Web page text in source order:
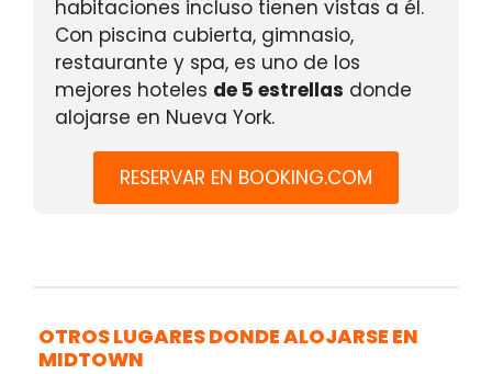
habitaciones incluso tienen vistas a él.
Con piscina cubierta, gimnasio,
restaurante y spa, es uno de los
mejores hoteles de 5 estrellas donde
alojarse en Nueva York.
RESERVAR EN BOOKING.COM
OTROS LUGARES DONDE ALOJARSE EN
MIDTOWN